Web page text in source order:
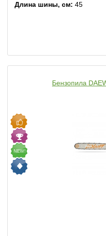
Длина шины, см: 45
Бензопила
NEW!